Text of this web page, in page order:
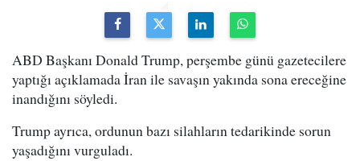
ABD Başkanı Donald Trump, perşembe günü gazetecilere
yaptığı açıklamada İran ile savaşın yakında sona ereceğine
inandığını söyledi.
Trump ayrıca, ordunun bazı silahların tedarikinde sorun
yaşadığını vurguladı.